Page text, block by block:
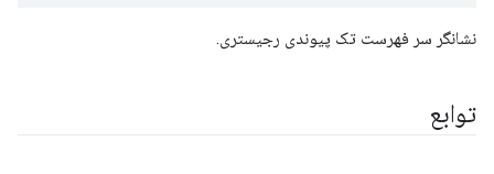
نشانگر سر فهرست تک پیوندی رجیستری.
توابع